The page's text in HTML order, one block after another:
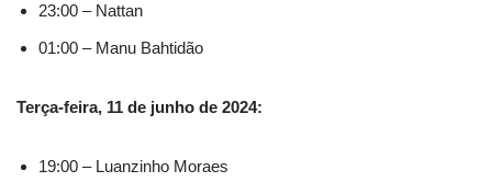
23:00 – Nattan
01:00 – Manu Bahtidão
Terça-feira, 11 de junho de 2024:
19:00 – Luanzinho Moraes